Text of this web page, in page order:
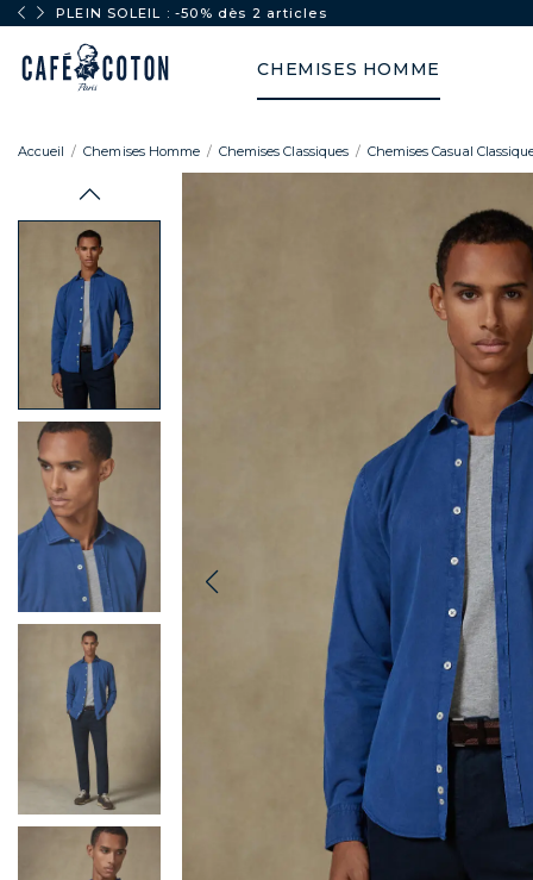
PLEIN SOLEIL : -50% dès 2 articles
CHEMISES HOMME
Accueil Chemises Homme Chemises Classiques Chemises Casual